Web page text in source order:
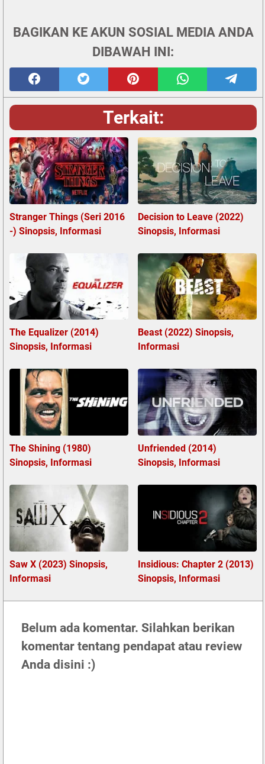
BAGIKAN KE AKUN SOSIAL MEDIA ANDA
DIBAWAH INI:
Terkait:
Stranger Things (Seri 2016
-) Sinopsis, Informasi
Decision to Leave (2022)
Sinopsis, Informasi
The Equalizer (2014)
Sinopsis, Informasi
Beast (2022) Sinopsis,
Informasi
The Shining (1980)
Sinopsis, Informasi
Unfriended (2014)
Sinopsis, Informasi
Saw X (2023) Sinopsis,
Informasi
Insidious: Chapter 2 (2013)
Sinopsis, Informasi
Belum ada komentar. Silahkan berikan
komentar tentang pendapat atau review
Anda disini :)